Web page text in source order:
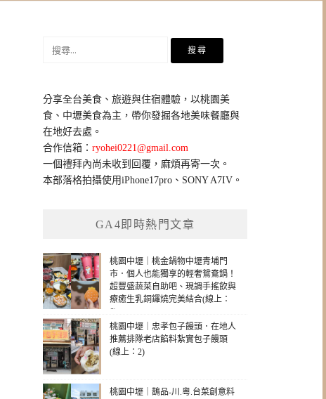
鍵
字:
分享全台美食、旅遊與住宿體驗，以桃園美
食、中壢美食為主，帶你發掘各地美味餐廳與
在地好去處。
合作信箱：ryohei0221@gmail.com
一個禮拜內尚未收到回覆，麻煩再寄一次。
本部落格拍攝使用iPhone17pro、SONY A7IV。
GA4即時熱門文章
桃園中壢｜桃金鍋物中壢青埔門
市．個人也能獨享的輕奢鴛鴦鍋！
超豐盛蔬菜自助吧、現調手搖飲與
療癒生乳銅鑼燒完美結合(線上：
6)
桃園中壢｜忠孝包子饅頭．在地人
推薦排隊老店餡料紮實包子饅頭
(線上：2)
桃園中壢｜鵲品-川.粵.台菜創意料